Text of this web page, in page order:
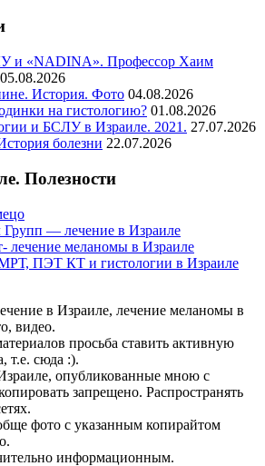
и «NADINA». Профессор Хаим
05.08.2026
История. Фото 04.08.2026
на гистологию? 01.08.2026
и БСЛУ в Израиле. 2021. 27.07.2026
болезни 22.07.2026
Полезности
— лечение в Израиле
меланомы в Израиле
ПЭТ КТ и гистологии в Израиле
в Израиле, лечение меланомы в
видео.
просьба ставить активную
т.е. сюда :).
опубликованные мною с
запрещено. Распространять
фото с указанным копирайтом
информационным.